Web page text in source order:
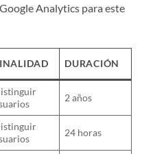
Analytics para este
DURACIÓN
2 años
24 horas